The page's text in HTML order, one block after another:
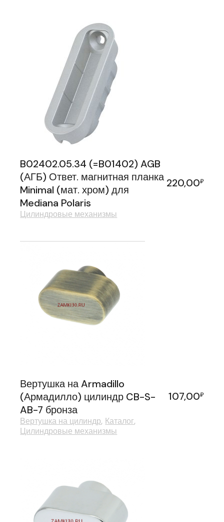
B02402.05.34 (=B01402) AGB
(АГБ) Ответ. магнитная планка
Minimal (мат. хром) для
Mediana Polaris
220,00₽
Цилиндровые механизмы
Вертушка на Armadillo
(Армадилло) цилиндр CB-S-
AB-7 бронза
107,00₽
Вертушка на цилиндр Каталог
Цилиндровые механизмы